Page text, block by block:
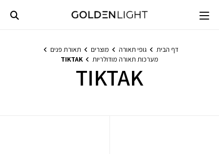
content
דף הבית גופי תאורה מוצרים
תאורת פנים
מערכות תאורה מודולריות
TIKTAK
TIKTAK